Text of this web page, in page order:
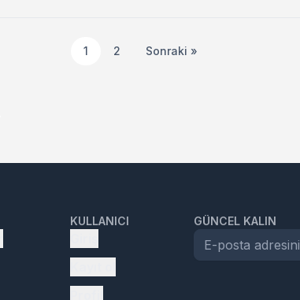
1 2 Sonraki »
KULLANICI GÜNCEL KALIN